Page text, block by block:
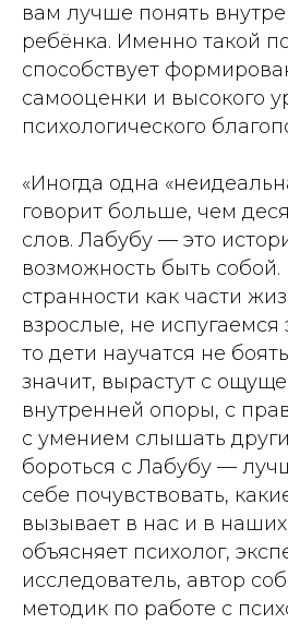
вам лучше понять
ребёнка. Именно такой
способствует
самооценки и высокого
психологического
«Иногда одна
говорит больше, чем
слов. Лабубу — это
возможность быть
странности как части
взрослые, не испугаемся
то дети научатся не
значит, вырастут с
внутренней опоры, с
с умением слышать
бороться с Лабубу —
себе почувствовать,
вызывает в нас и в
объясняет психолог,
исследователь, автор
методик по работе с